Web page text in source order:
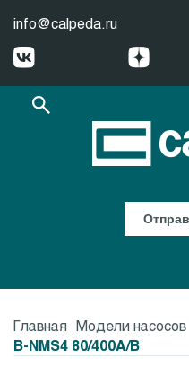
info@calpeda.ru
Главная Модели насосов
B-NMS4 80/400A/B